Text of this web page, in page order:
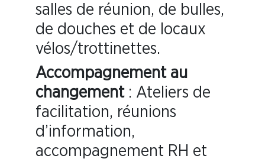
salles de réunion, de bulles,
de douches et de locaux
vélos/trottinettes.
Accompagnement au
changement: Ateliers de
facilitation, réunions
d’information,
accompagnement RH et